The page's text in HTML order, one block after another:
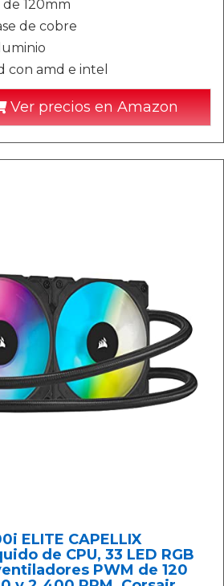
120mm
de cobre
con amd e intel
Ver precios en Amazon
ELITE CAPELLIX
de CPU, 33 LED RGB
PWM de 120